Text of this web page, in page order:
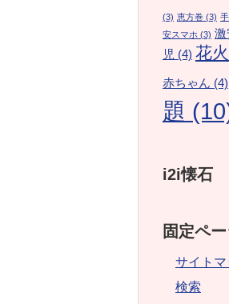
(3) 恵方巻 (3)
安スマホ (3) 激
児 (4) 花
赤ちゃん (4)
題
i2i懐石
固定ペ
サイト
検索